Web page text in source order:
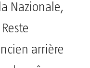
Nazionale,
arrière